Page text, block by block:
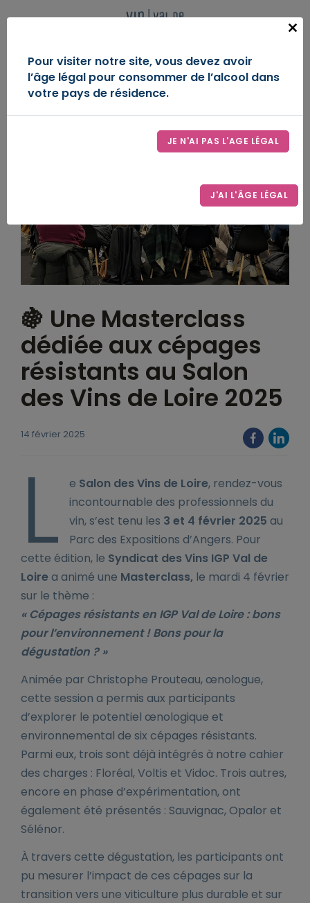
IGP VAL DE LOIRE
DÉCOUVREZ-NOUS
🍇 Une Masterclass
dédiée aux cépages
résistants au Salon
des Vins de Loire 2025
14 février 2025
L e Salon des Vins de Loire, rendez-vous
incontournable des professionnels du
vin, s’est tenu les 3 et 4 février 2025 au
Parc des Expositions d’Angers. Pour
cette édition, le Syndicat des Vins IGP Val de
Loire a animé une Masterclass, le mardi 4 février
sur le thème :
« Cépages résistants en IGP Val de Loire : bons
pour l’environnement ! Bons pour la
dégustation ? »
Animée par Christophe Prouteau, œnologue,
cette session a permis aux participants
d’explorer le potentiel œnologique et
environnemental de six cépages résistants.
Parmi eux, trois sont déjà intégrés à notre cahier
des charges : Floréal, Voltis et Vidoc. Trois autres,
encore en phase d’expérimentation, ont
également été présentés : Sauvignac, Opalor et
Sélénor.
À travers cette dégustation, les participants ont
pu mesurer l’impact de ces cépages sur la
transition vers une viticulture plus durable et sur
Close
Pour visiter notre site, vous devez avoir
l’âge légal pour consommer de l’alcool dans
votre pays de résidence.
JE N'AI PAS L'AGE LÉGAL
J'AI L'ÂGE LÉGAL
Panneau de gestion des cookies